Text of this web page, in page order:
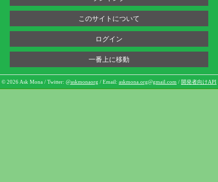
このサイトについて
ログイン
一番上に移動
© 2026 Ask Mona / Twitter: @askmonaorg / Email: askmona.org@gmail.com / 開発者向けAPI